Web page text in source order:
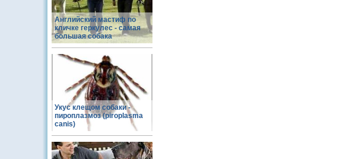
Английский мастиф по
кличке геркулес - самая
большая собака
Укус клещом собаки -
пироплазмоз (piroplasma
canis)